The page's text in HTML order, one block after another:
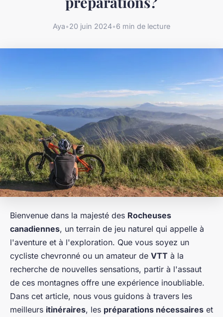
Aya•20 juin 2024•6 min de lecture
Bienvenue dans la majesté des Rocheuses
canadiennes, un terrain de jeu naturel qui appelle à
l'aventure et à l'exploration. Que vous soyez un
cycliste chevronné ou un amateur de VTT à la
recherche de nouvelles sensations, partir à l'assaut
de ces montagnes offre une expérience inoubliable.
Dans cet article, nous vous guidons à travers les
meilleurs itinéraires, les préparations nécessaires et